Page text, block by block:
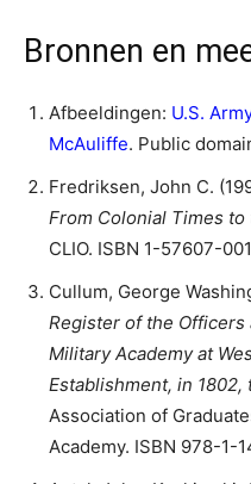
Bronnen en
Afbeeldingen: U.S.
McAuliffe. Public
Fredriksen, John C.
From Colonial Times
CLIO. ISBN 1-57607-
Cullum, George
Register of the Officers
Military Academy at
Establishment, in 1802,
Association of
Academy. ISBN 978-1-